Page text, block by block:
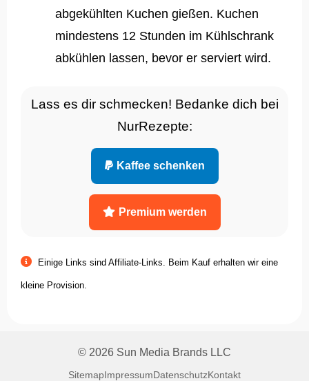
abgekühlten Kuchen gießen. Kuchen
mindestens 12 Stunden im Kühlschrank
abkühlen lassen, bevor er serviert wird.
Lass es dir schmecken! Bedanke dich bei
NurRezepte:
Kaffee schenken
Premium werden
Einige Links sind Affiliate-Links. Beim Kauf erhalten wir eine
kleine Provision.
© 2026 Sun Media Brands LLC
SitemapImpressumDatenschutzKontakt